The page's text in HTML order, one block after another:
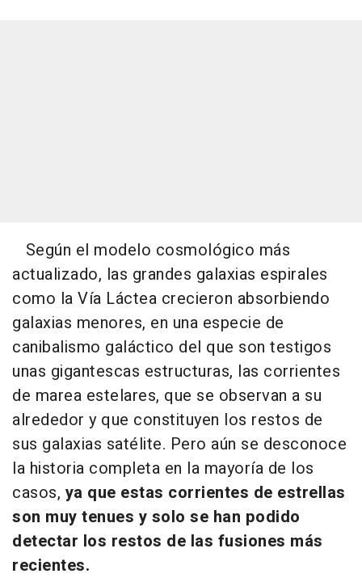
Según el modelo cosmológico más
actualizado, las grandes galaxias espirales
como la Vía Láctea crecieron absorbiendo
galaxias menores, en una especie de
canibalismo galáctico del que son testigos
unas gigantescas estructuras, las corrientes
de marea estelares, que se observan a su
alrededor y que constituyen los restos de
sus galaxias satélite. Pero aún se desconoce
la historia completa en la mayoría de los
casos, ya que estas corrientes de estrellas
son muy tenues y solo se han podido
detectar los restos de las fusiones más
recientes.